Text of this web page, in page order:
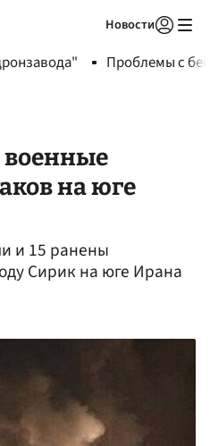
Новости
Проблемы с
на юге
и 15 ранены
Сирик на юге Ирана